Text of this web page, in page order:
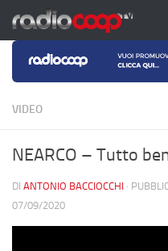
Salta al contenuto
VIDEO
NEARCO – Tutto
DI ANTONIO BACCIOCCHI ·
07/09/2020